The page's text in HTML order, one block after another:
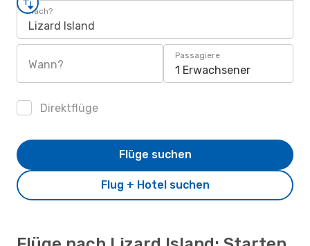
Nach?
Lizard Island
Wann?
Passagiere
1 Erwachsener
Direktflüge
Flug + Hotel suchen
Flüge suchen